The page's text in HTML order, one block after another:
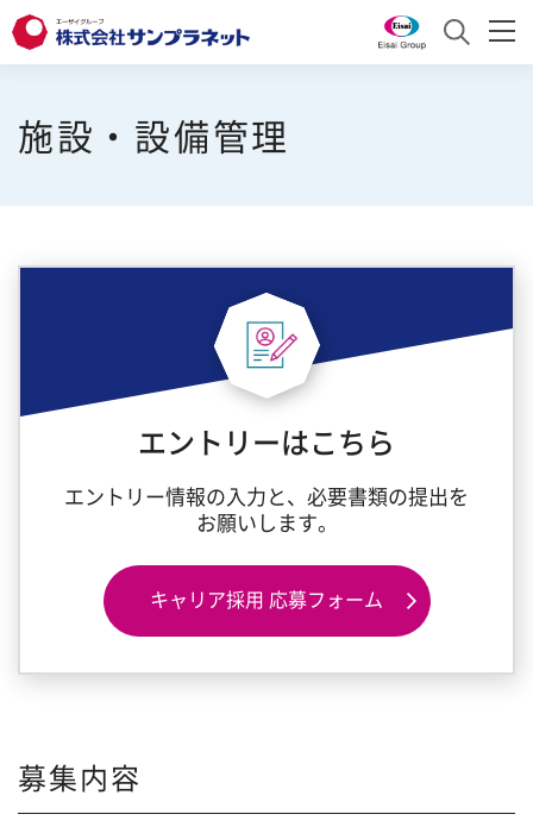
サンプラネットとは トップ
事業紹介
組織図
サンプラネット健康宣言
サービス
学会・研究会運営
プロモーション支援
採用責任者からのメッセージ
求める人財像
会社を知る
人を知る(新卒)
施設・設備管理
エントリーはこちら
エントリー情報の入力と、必要書類の提出を
お願いします。
キャリア採用 応募フォーム
募集内容